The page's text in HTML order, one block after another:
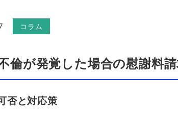
コラム
倫が発覚した場合の慰謝料
否と対応策